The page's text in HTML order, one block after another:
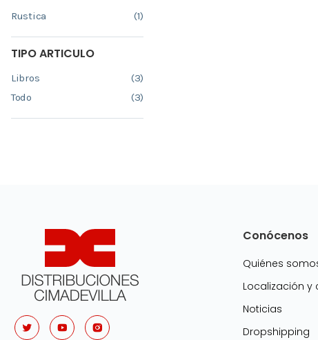
Rustica (1)
TIPO ARTICULO
Libros
(3)
Todo
(3)
Conócenos
Quiénes
Localización y
Noticias
Dropshipping